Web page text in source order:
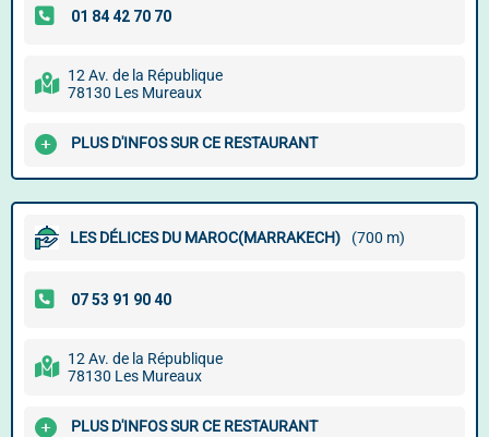
12 Av. de la République
78130 Les Mureaux
PLUS D'INFOS SUR CE RESTAURANT
LES DÉLICES DU MAROC(MARRAKECH) (700 m)
12 Av. de la République
78130 Les Mureaux
PLUS D'INFOS SUR CE RESTAURANT